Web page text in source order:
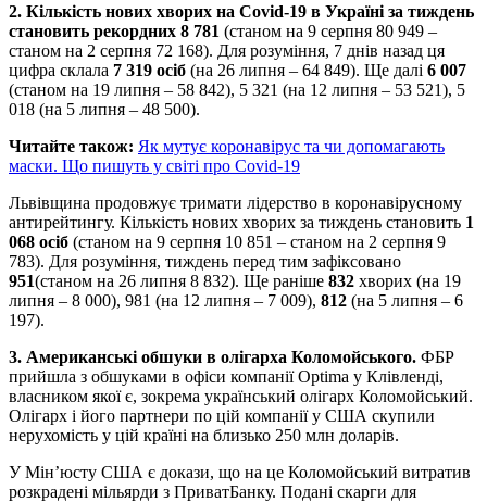
2. Кількість нових хворих на Covid-19 в Україні за тиждень
становить рекордних 8 781 (станом на 9 серпня 80 949 –
станом на 2 серпня 72 168). Для розуміння, 7 днів назад ця
цифра склала 7 319 осіб (на 26 липня – 64 849). Ще далі 6 007
(станом на 19 липня – 58 842), 5 321 (на 12 липня – 53 521), 5
018 (на 5 липня – 48 500).
Читайте також: Як мутує коронавірус та чи допомагають
маски. Що пишуть у світі про Covid-19
Львівщина продовжує тримати лідерство в коронавірусному
антирейтингу. Кількість нових хворих за тиждень становить 1
068 осіб (станом на 9 серпня 10 851 – станом на 2 серпня 9
783). Для розуміння, тиждень перед тим зафіксовано
951(станом на 26 липня 8 832). Ще раніше 832 хворих (на 19
липня – 8 000), 981 (на 12 липня – 7 009), 812 (на 5 липня – 6
197).
3. Американські обшуки в олігарха Коломойського. ФБР
прийшла з обшуками в офіси компанії Optima у Клівленді,
власником якої є, зокрема український олігарх Коломойський.
Олігарх і його партнери по цій компанії у США скупили
нерухомість у цій країні на близько 250 млн доларів.
У Мін’юсту США є докази, що на це Коломойський витратив
розкрадені мільярди з ПриватБанку. Подані скарги для